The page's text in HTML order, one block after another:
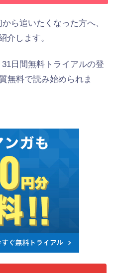
ら追いたくなった方へ、
介します。
31日間無料トライアルの登
無料で読み始められま